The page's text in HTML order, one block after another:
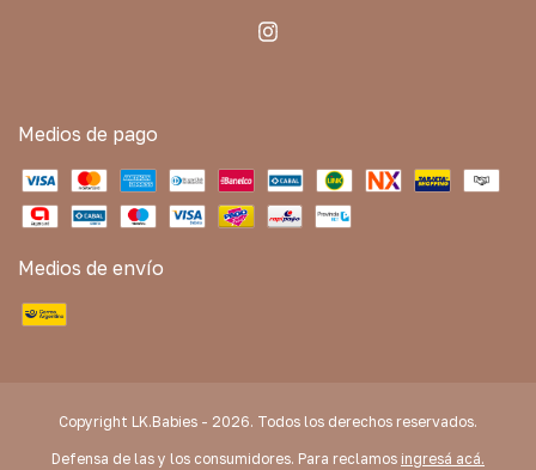
Medios de pago
Medios de envío
Copyright LK.Babies - 2026. Todos los derechos reservados.
Defensa de las y los consumidores. Para reclamos ingresá acá.